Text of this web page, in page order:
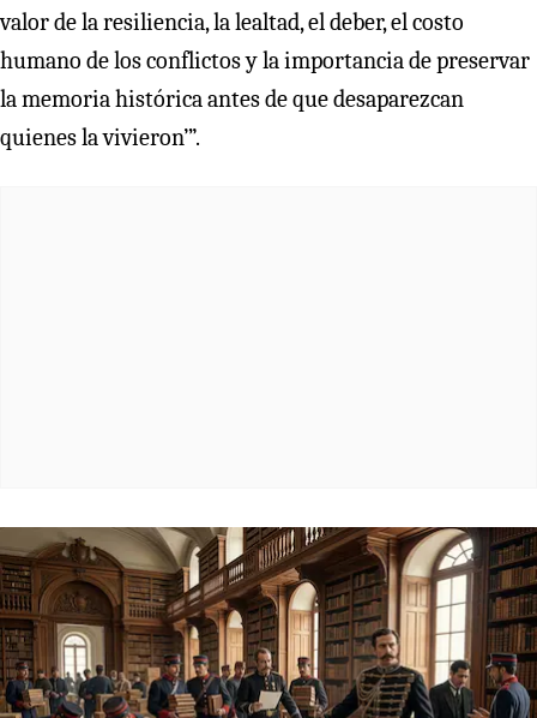
valor de la resiliencia, la lealtad, el deber, el costo
humano de los conflictos y la importancia de preservar
la memoria histórica antes de que desaparezcan
quienes la vivieron’”.